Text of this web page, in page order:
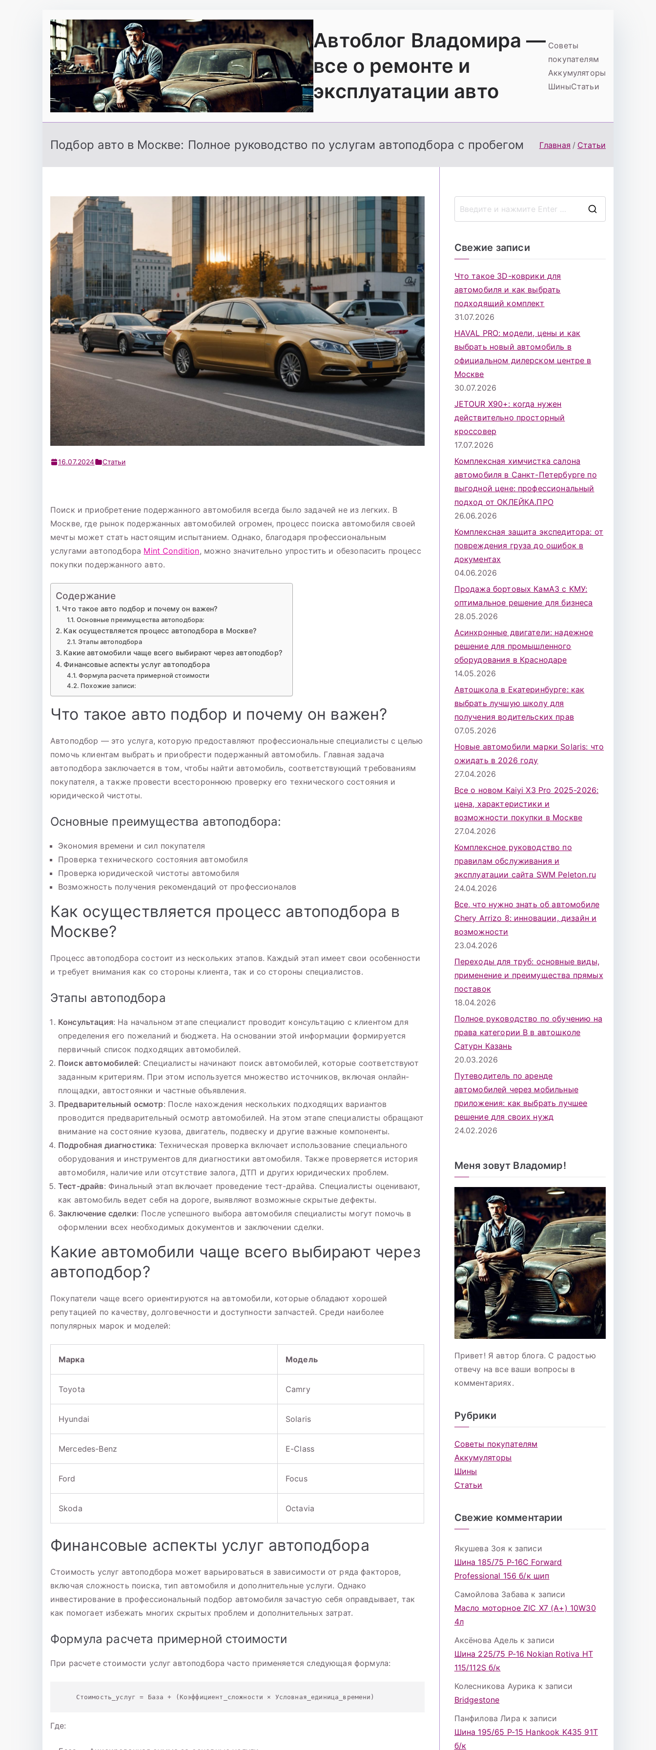
содержимому
Автоблог Владомира —
все о ремонте и
эксплуатации авто
Советы
покупателям
Аккумуляторы
ШиныСтатьи
Подбор авто в Москве: Полное руководство по услугам автоподбора с пробегом Главная Статьи
16.07.2024 Статьи
Поиск и приобретение подержанного автомобиля всегда было задачей не из легких. В
Москве, где рынок подержанных автомобилей огромен, процесс поиска автомобиля своей
мечты может стать настоящим испытанием. Однако, благодаря профессиональным
услугами автоподбора Mint Condition, можно значительно упростить и обезопасить процесс
покупки подержанного авто.
Содержание
Что такое авто подбор и почему он важен?
Основные преимущества автоподбора:
Как осуществляется процесс автоподбора в Москве?
Этапы автоподбора
Какие автомобили чаще всего выбирают через автоподбор?
Финансовые аспекты услуг автоподбора
Формула расчета примерной стоимости
Похожие записи:
Что такое авто подбор и почему он важен?
Автоподбор — это услуга, которую предоставляют профессиональные специалисты с целью
помочь клиентам выбрать и приобрести подержанный автомобиль. Главная задача
автоподбора заключается в том, чтобы найти автомобиль, соответствующий требованиям
покупателя, а также провести всестороннюю проверку его технического состояния и
юридической чистоты.
Основные преимущества автоподбора:
Экономия времени и сил покупателя
Проверка технического состояния автомобиля
Проверка юридической чистоты автомобиля
Возможность получения рекомендаций от профессионалов
Как осуществляется процесс автоподбора в
Москве?
Процесс автоподбора состоит из нескольких этапов. Каждый этап имеет свои особенности
и требует внимания как со стороны клиента, так и со стороны специалистов.
Этапы автоподбора
Консультация: На начальном этапе специалист проводит консультацию с клиентом для
определения его пожеланий и бюджета. На основании этой информации формируется
первичный список подходящих автомобилей.
Поиск автомобилей: Специалисты начинают поиск автомобилей, которые соответствуют
заданным критериям. При этом используется множество источников, включая онлайн-
площадки, автостоянки и частные объявления.
Предварительный осмотр: После нахождения нескольких подходящих вариантов
проводится предварительный осмотр автомобилей. На этом этапе специалисты обращают
внимание на состояние кузова, двигатель, подвеску и другие важные компоненты.
Подробная диагностика: Техническая проверка включает использование специального
оборудования и инструментов для диагностики автомобиля. Также проверяется история
автомобиля, наличие или отсутствие залога, ДТП и других юридических проблем.
Тест-драйв: Финальный этап включает проведение тест-драйва. Специалисты оценивают,
как автомобиль ведет себя на дороге, выявляют возможные скрытые дефекты.
Заключение сделки: После успешного выбора автомобиля специалисты могут помочь в
оформлении всех необходимых документов и заключении сделки.
Какие автомобили чаще всего выбирают через
автоподбор?
Покупатели чаще всего ориентируются на автомобили, которые обладают хорошей
репутацией по качеству, долговечности и доступности запчастей. Среди наиболее
популярных марок и моделей:
Марка Модель
Toyota Camry
Hyundai Solaris
Mercedes-Benz E-Class
Ford Focus
Skoda Octavia
Финансовые аспекты услуг автоподбора
Стоимость услуг автоподбора может варьироваться в зависимости от ряда факторов,
включая сложность поиска, тип автомобиля и дополнительные услуги. Однако
инвестирование в профессиональный подбор автомобиля зачастую себя оправдывает, так
как помогает избежать многих скрытых проблем и дополнительных затрат.
Формула расчета примерной стоимости
При расчете стоимости услуг автоподбора часто применяется следующая формула:
Где:
Свежие записи
Что такое 3D-коврики для
автомобиля и как выбрать
подходящий комплект
31.07.2026
HAVAL PRO: модели, цены и как
выбрать новый автомобиль в
официальном дилерском центре в
Москве
30.07.2026
JETOUR X90+: когда нужен
действительно просторный
кроссовер
17.07.2026
Комплексная химчистка салона
автомобиля в Санкт-Петербурге по
выгодной цене: профессиональный
подход от ОКЛЕЙКА.ПРО
26.06.2026
Комплексная защита экспедитора: от
повреждения груза до ошибок в
документах
04.06.2026
Продажа бортовых КамАЗ с КМУ:
оптимальное решение для бизнеса
28.05.2026
Асинхронные двигатели: надежное
решение для промышленного
оборудования в Краснодаре
14.05.2026
Автошкола в Екатеринбурге: как
выбрать лучшую школу для
получения водительских прав
07.05.2026
Новые автомобили марки Solaris: что
ожидать в 2026 году
27.04.2026
Все о новом Kaiyi X3 Pro 2025-2026:
цена, характеристики и
возможности покупки в Москве
27.04.2026
Комплексное руководство по
правилам обслуживания и
эксплуатации сайта SWM Peleton.ru
24.04.2026
Все, что нужно знать об автомобиле
Chery Arrizo 8: инновации, дизайн и
возможности
23.04.2026
Переходы для труб: основные виды,
применение и преимущества прямых
поставок
18.04.2026
Полное руководство по обучению на
права категории B в автошколе
Сатурн Казань
20.03.2026
Путеводитель по аренде
автомобилей через мобильные
приложения: как выбрать лучшее
решение для своих нужд
24.02.2026
Меня зовут Владомир!
Привет! Я автор блога. С радостью
отвечу на все ваши вопросы в
комментариях.
Рубрики
Советы покупателям
Аккумуляторы
Шины
Статьи
Свежие комментарии
Якушева Зоя к записи
Шина 185/75 Р-16С Forward
Professional 156 б/к шип
Самойлова Забава к записи
Масло моторное ZIC X7 (A+) 10W30
4л
Аксёнова Адель к записи
Шина 225/75 Р-16 Nokian Rotiva HT
115/112S б/к
Колесникова Аурика к записи
Bridgestone
Панфилова Лира к записи
Шина 195/65 Р-15 Hankook K435 91Т
б/к